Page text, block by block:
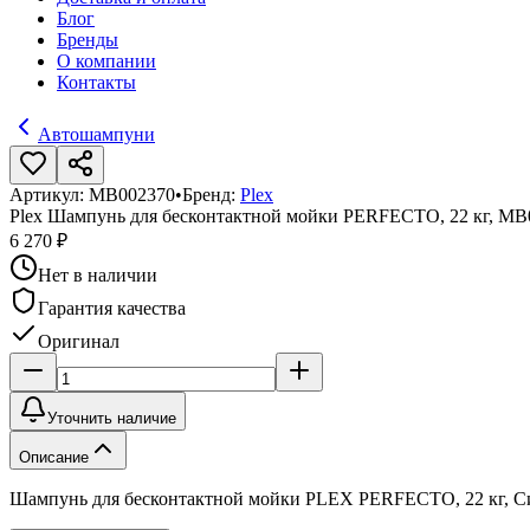
Блог
Бренды
О компании
Контакты
Автошампуни
Артикул: МВ002370•Бренд: Plex
Plex Шампунь для бесконтактной мойки PERFECTO, 22 кг,
6 270 ₽
Нет в наличии
Гарантия качества
Оригинал
Уточнить наличие
Описание
Шампунь для бесконтактной мойки PLEX PERFECTO, 22 кг,